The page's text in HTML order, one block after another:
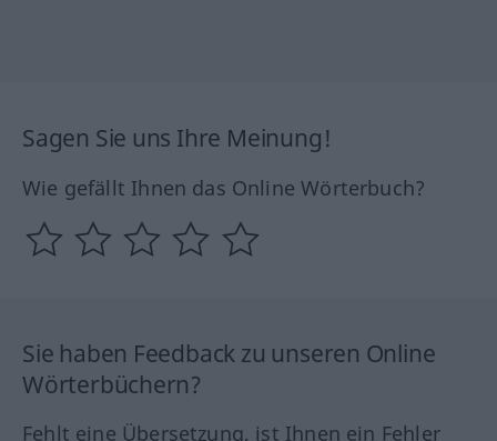
Sagen Sie uns Ihre Meinung!
Wie gefällt Ihnen das Online Wörterbuch?
Sie haben Feedback zu unseren Online
Wörterbüchern?
Fehlt eine Übersetzung, ist Ihnen ein Fehler